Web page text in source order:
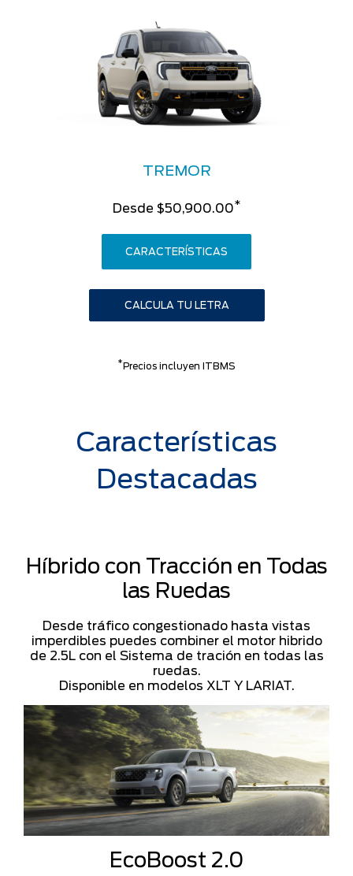
TREMOR
Desde $50,900.00*
CARACTERÍSTICAS
CALCULA TU LETRA
*Precios incluyen ITBMS
Características
Destacadas
Híbrido con Tracción en Todas
las Ruedas
Desde tráfico congestionado hasta vistas
imperdibles puedes combiner el motor hibrido
de 2.5L con el Sistema de tración en todas las
ruedas.
Disponible en modelos XLT Y LARIAT.
EcoBoost 2.0